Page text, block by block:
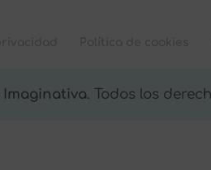
Imaginativa. Todos los